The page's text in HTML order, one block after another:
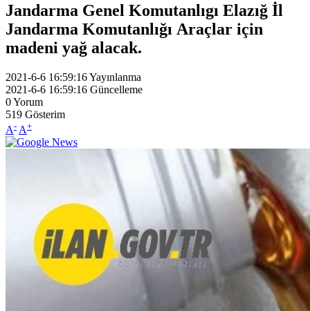
Jandarma Genel Komutanlıgı Elazığ İl
Jandarma Komutanlığı Araçlar için
madeni yağ alacak.
2021-6-6 16:59:16Yayınlanma
2021-6-6 16:59:16 Güncelleme
0Yorum
519 Gösterim
A- A+